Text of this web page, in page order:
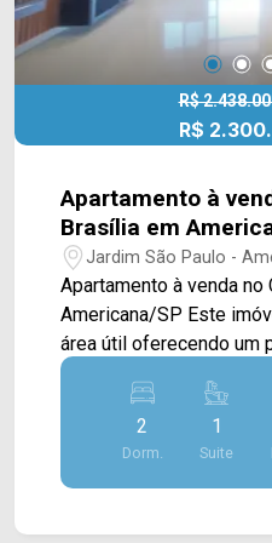
R$
R$
Apartamento à
Brasília em
Jardim São Paulo -
Apartamento à venda
Americana/SP Este imóvel conta com 270M² de
área útil oferecendo um
superior. O piso inferior dispõe de uma ampla
sala de estar e jantar
uma ótima cozinha em
planejados e uma área
No piso superior é
2
Dorm.
1
Suite